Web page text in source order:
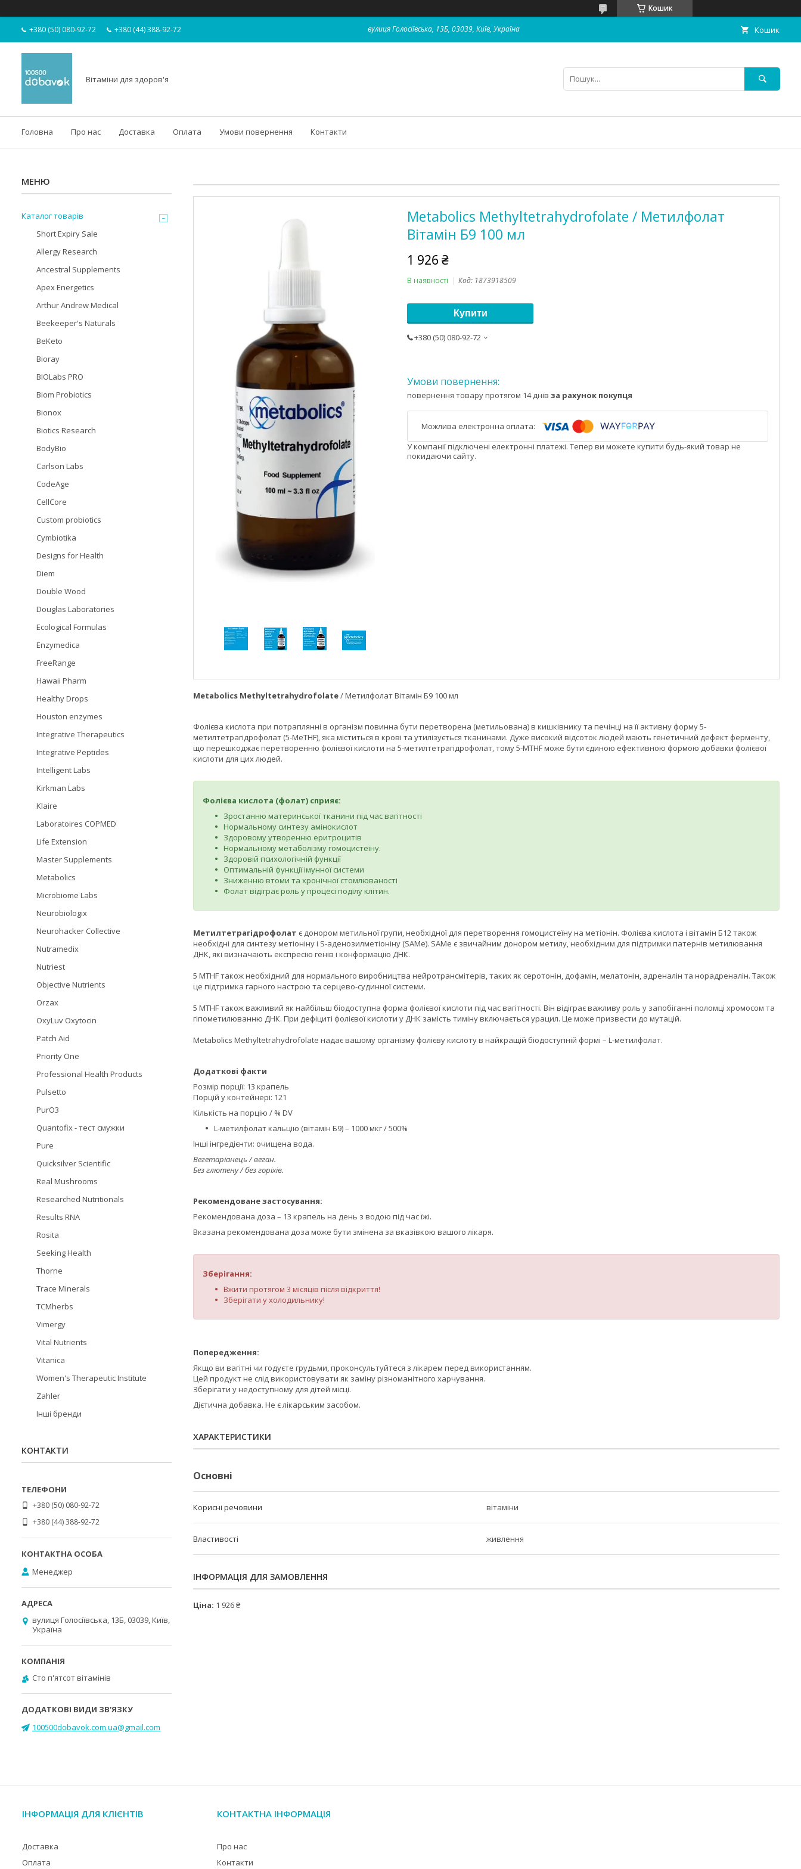
Кошик
+380 (50) 080-92-72 +380 (44) 388-92-72 вулиця Голосіївська, 13Б, 03039, Київ, Україна Кошик
Вітаміни для здоров'я
Головна Про нас Доставка Оплата Умови повернення Контакти
Metabolics Methyltetrahydrofolate / Метилфолат
Вітамін Б9 100 мл
1 926 ₴
В наявності Код: 1873918509
Купити
+380 (50) 080-92-72
повернення товару протягом 14 днів за рахунок покупця
У компанії підключені електронні платежі. Тепер ви можете купити будь-який товар не
покидаючи сайту.
Metabolics Methyltetrahydrofolate/ Метилфолат Вітамін Б9 100 мл
Фолієва кислота при потраплянні в організм повинна бути перетворена (метильована) в кишківнику та печінці на її активну форму 5-
метилтетрагідрофолат (5-MeTHF), яка міститься в крові та утилізується тканинами. Дуже високий відсоток людей мають генетичний дефект ферменту,
що перешкоджає перетворенню фолієвої кислоти на 5-метилтетрагідрофолат, тому 5-MTHF може бути єдиною ефективною формою добавки фолієвої
кислоти для цих людей.
Фолієва кислота (фолат) сприяє:
Зростанню материнської тканини під час вагітності
Нормальному синтезу амінокислот
Здоровому утворенню еритроцитів
Нормальному метаболізму гомоцистеїну.
Здоровій психологічній функції
Оптимальній функції імунної системи
Зниженню втоми та хронічної стомлюваності
Фолат відіграє роль у процесі поділу клітин.
Метилтетрагідрофолат є донором метильної групи, необхідної для перетворення гомоцистеїну на метіонін. Фолієва кислота і вітамін Б12 також
необхідні для синтезу метіоніну і S-аденозилметіоніну (SAMe). SAMe є звичайним донором метилу, необхідним для підтримки патернів метилювання
ДНК, які визначають експресію генів і конформацію ДНК.
5 MTHF також необхідний для нормального виробництва нейротрансмітерів, таких як серотонін, дофамін, мелатонін, адреналін та норадреналін. Також
це підтримка гарного настрою та серцево-судинної системи.
5 MTHF також важливий як найбільш біодоступна форма фолієвої кислоти під час вагітності. Він відіграє важливу роль у запобіганні поломці хромосом та
гіпометилюванню ДНК. При дефіциті фолієвої кислоти у ДНК замість тиміну включається урацил. Це може призвести до мутацій.
Metabolics Methyltetrahydrofolate надає вашому організму фолієву кислоту в найкращій біодоступній формі – L-метилфолат.
Додаткові факти
Розмір порції: 13 крапель
Порцій у контейнері: 121
Кількість на порцію / % DV
L-метилфолат кальцію (вітамін Б9) – 1000 мкг / 500%
Інші інгредієнти: очищена вода.
Вегетаріанець / веган.
Без глютену / без горіхів.
Рекомендоване застосування:
Рекомендована доза – 13 крапель на день з водою під час їжі.
Вказана рекомендована доза може бути змінена за вказівкою вашого лікаря.
Зберігання:
Вжити протягом 3 місяців після відкриття!
Зберігати у холодильнику!
Попередження:
Якщо ви вагітні чи годуєте грудьми, проконсультуйтеся з лікарем перед використанням.
Цей продукт не слід використовувати як заміну різноманітного харчування.
Зберігати у недоступному для дітей місці.
Дієтична добавка. Не є лікарським засобом.
ХАРАКТЕРИСТИКИ
Основні
Корисні речовини вітаміни
Властивості живлення
ІНФОРМАЦІЯ ДЛЯ ЗАМОВЛЕННЯ
Ціна: 1 926 ₴
Каталог товарів
Short Expiry Sale
Allergy Research
Ancestral Supplements
Apex Energetics
Arthur Andrew Medical
Beekeeper's Naturals
BeKeto
Bioray
BIOLabs PRO
Biom Probiotics
Bionox
Biotics Research
BodyBio
Carlson Labs
CodeAge
CellCore
Custom probiotics
Cymbiotika
Designs for Health
Diem
Double Wood
Douglas Laboratories
Ecological Formulas
Enzymedica
FreeRange
Hawaii Pharm
Healthy Drops
Houston enzymes
Integrative Therapeutics
Integrative Peptides
Intelligent Labs
Kirkman Labs
Klaire
Laboratoires COPMED
Life Extension
Master Supplements
Metabolics
Microbiome Labs
Neurobiologix
Neurohacker Collective
Nutramedix
Nutriest
Objective Nutrients
Orzax
OxyLuv Oxytocin
Patch Aid
Priority One
Professional Health Products
Pulsetto
PurO3
Quantofix - тест смужки
Pure
Quicksilver Scientific
Real Mushrooms
Researched Nutritionals
Results RNA
Rosita
Seeking Health
Thorne
Trace Minerals
TCMherbs
Vimergy
Vital Nutrients
Vitanica
Women's Therapeutic Institute
Zahler
Інші бренди
КОНТАКТИ
+380 (50) 080-92-72
+380 (44) 388-92-72
Менеджер
вулиця Голосіївська, 13Б, 03039, Київ,
Україна
Cто п'ятсот вітамінів
100500dobavok.com.ua@gmail.com
ІНФОРМАЦІЯ ДЛЯ КЛІЄНТІВ
Доставка
Оплата
КОНТАКТНА ІНФОРМАЦІЯ
Про нас
Контакти